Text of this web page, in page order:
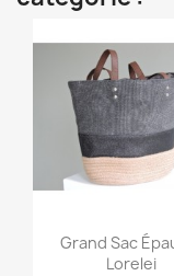
Aperçu
Grand Sac
Lorelei